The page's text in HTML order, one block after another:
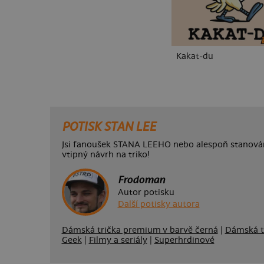
Kakat-du
POTISK STAN LEE
Jsi fanoušek STANA LEEHO nebo alespoň
vtipný návrh na triko!
Frodoman
Autor potisku
Další potisky autora
Dámská trička premium v barvě černá
Dámská
Geek| Filmy a seriály| Superhrdinové